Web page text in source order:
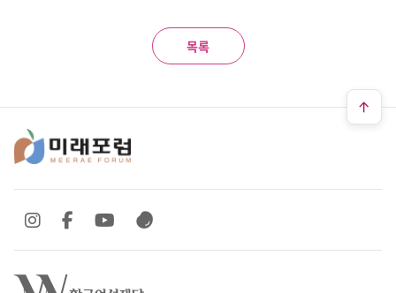
목록
SNS 바로가기
SNS 바로가기SNS 바로가기
SNS 바로가기